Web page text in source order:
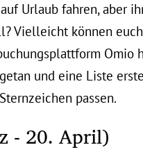
Urlaub fahren, aber
Vielleicht können
Omio
und eine Liste
passen.
- 20. April)